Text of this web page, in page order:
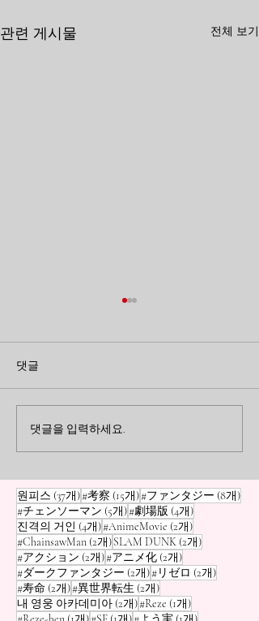
관련 게시물 전체 보기
했던 것들: <장송의 프리
아본 소중한 사람과 지나간 시
간의 의미. 곁에 있을 때 놓치
는지에 대한 이야기입니다.
댓글
댓글을 입력하세요.
원피스 (37개)게시물 37개
#考察 (15개)게시물 15개
#ファンタジー (8개)게
#チェンソーマン (5개)게시물 5개
#劇場版 (4개)게시물 4개
진격의 거인 (4개)게시물 4개
#AnimeMovie (2개)게시물 2개
#ChainsawMan (2개)게시물 2개
SLAM DUNK (2개)게시물 2개
#アクション (2개)게시물 2개
#アニメ化 (2개)게시물 2개
#ダークファンタジー (2개)게시물 2개
#リゼロ (2개)게시물 2
#寿命 (2개)게시물 2개
#異世界転生 (2개)게시물 2개
내 영웅 아카데미아 (2개)게시물 2개
#Reze (1개)게시물 1개